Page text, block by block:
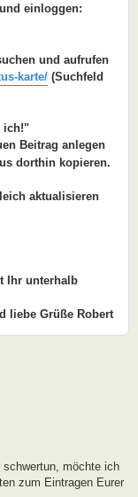
einloggen:
und aufrufen
karte/ (Suchfeld
ich!"
Beitrag anlegen
dorthin kopieren.
aktualisieren
Ihr unterhalb
liebe Grüße Robert
möchte ich
zum Eintragen Eurer